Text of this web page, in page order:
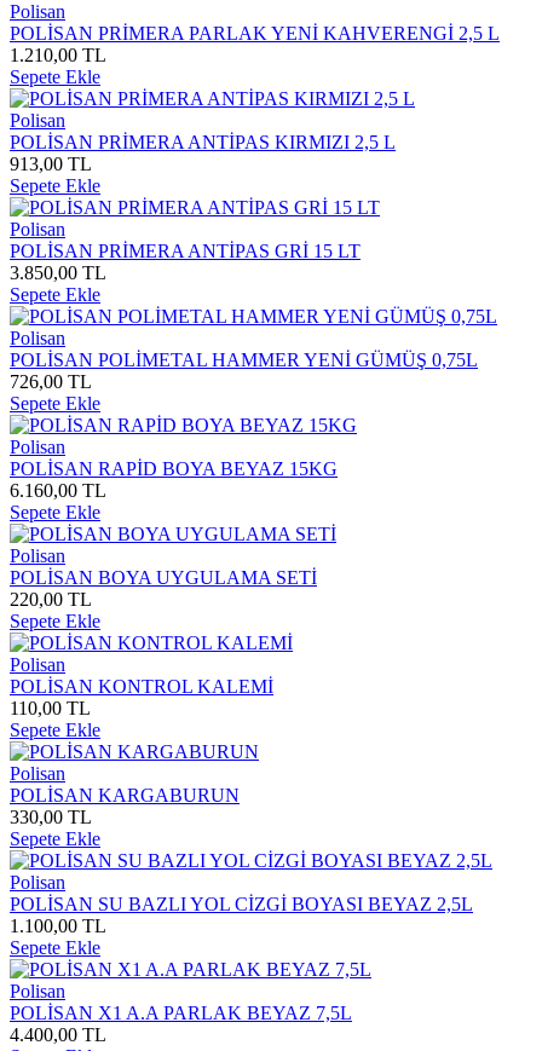
Polisan
POLİSAN PRİMERA PARLAK YENİ KAHVERENGİ 2,5 L
1.210,00 TL
Sepete Ekle
Polisan
POLİSAN PRİMERA ANTİPAS KIRMIZI 2,5 L
913,00 TL
Sepete Ekle
Polisan
POLİSAN PRİMERA ANTİPAS GRİ 15 LT
3.850,00 TL
Sepete Ekle
Polisan
POLİSAN POLİMETAL HAMMER YENİ GÜMÜŞ 0,75L
726,00 TL
Sepete Ekle
Polisan
POLİSAN RAPİD BOYA BEYAZ 15KG
6.160,00 TL
Sepete Ekle
Polisan
POLİSAN BOYA UYGULAMA SETİ
220,00 TL
Sepete Ekle
Polisan
POLİSAN KONTROL KALEMİ
110,00 TL
Sepete Ekle
Polisan
POLİSAN KARGABURUN
330,00 TL
Sepete Ekle
Polisan
POLİSAN SU BAZLI YOL CİZGİ BOYASI BEYAZ 2,5L
1.100,00 TL
Sepete Ekle
Polisan
POLİSAN X1 A.A PARLAK BEYAZ 7,5L
4.400,00 TL